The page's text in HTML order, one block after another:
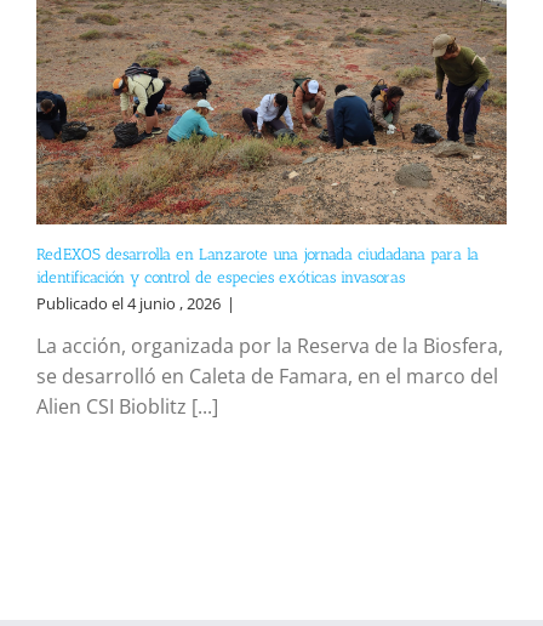
RedEXOS desarrolla en Lanzarote una jornada ciudadana para la
identificación y control de especies exóticas invasoras
Publicado el 4 junio , 2026 |
La acción, organizada por la Reserva de la Biosfera,
se desarrolló en Caleta de Famara, en el marco del
Alien CSI Bioblitz [...]